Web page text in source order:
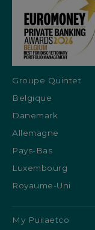
Groupe Quintet
Belgique
Danemark
Allemagne
Pays-Bas
Luxembourg
Royaume-Uni
My Puilaetco